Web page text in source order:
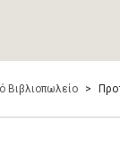
Βιβλιοπωλείο >